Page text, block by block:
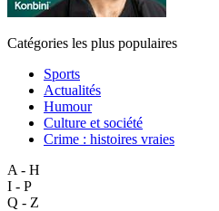
Catégories les plus populaires
Sports
Actualités
Humour
Culture et société
Crime : histoires vraies
A - H
I - P
Q - Z